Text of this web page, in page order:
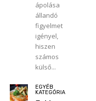
ápolása
állandó
figyelmet
igényel,
hiszen
számos
külső...
EGYÉB
KATEGÓRIA